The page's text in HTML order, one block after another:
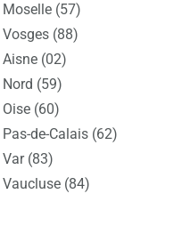
Moselle (57)
Vosges (88)
Aisne (02)
Nord (59)
Oise (60)
Pas-de-Calais (62)
Var (83)
Vaucluse (84)